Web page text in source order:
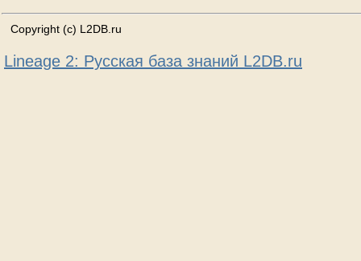
Copyright (c) L2DB.ru
Lineage 2: Русская база знаний L2DB.ru